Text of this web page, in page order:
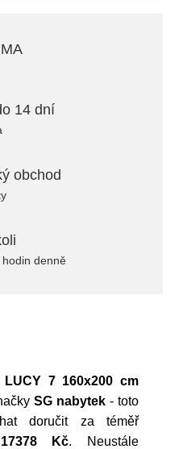
14 dní
obchod
denně
LUCY 7 160x200 cm
SG nabytek- toto
doručit za téměř
17378 Kč. Neustále